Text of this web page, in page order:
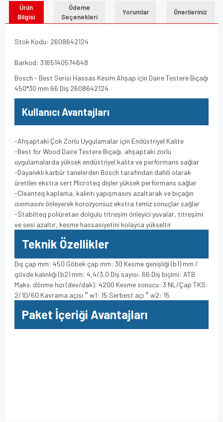
Ürün
Bilgisi
Ödeme
Seçenekleri
Yorumlar Önerileriniz
Stok Kodu: 2608642124
Barkod: 3165140574648
Bosch - Best Serisi Hassas Kesim Ahşap için Daire Testere Bıçağı
450*30 mm 66 Diş 2608642124
Kullanıcı Avantajları
-Ahşaptaki Çok Zorlu Uygulamalar için Endüstriyel Kalite
-Best for Wood Daire Testere Bıçağı, ahşaptaki zorlu
uygulamalarda yüksek endüstriyel kalite ve performans sağlar
-Dayanıklı karbür tanelerden Bosch tarafından dahili olarak
üretilen ekstra sert Microteq dişler yüksek performans sağlar
-Cleanteq kaplama, kalıntı yapışmasını azaltarak ve bıçağın
ısınmasını önleyerek korozyonsuz ekstra temiz sonuçlar sağlar
-Stabilteq poliüretan dolgulu titreşim önleyici yuvalar, titreşimi
ve sesi azaltır, kesme hassasiyetini kolayca yükseltir
Teknik Özellikler
Dış çap mm: 450 Göbek çap mm: 30 Kesme genişliği (b1) mm /
gövde kalınlığı (b2) mm: 4,4/3,0 Diş sayısı: 66 Diş biçimi: ATB
Maks. dönme hızı (dev/dak): 4200 Kesme sonucu: 3 NL/Çap TKS:
2/10/60 Kavrama açısı ° w1: 15 Serbest açı ° w2: 15
Paket İçeriği Avantajları